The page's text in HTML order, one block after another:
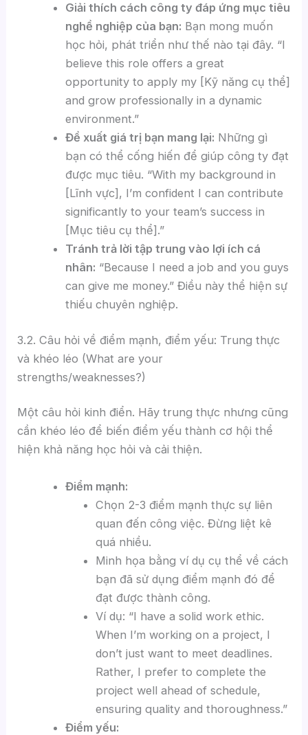
Giải thích cách công ty đáp ứng mục tiêu
nghề nghiệp của bạn: Bạn mong muốn
học hỏi, phát triển như thế nào tại đây. “I
believe this role offers a great
opportunity to apply my [Kỹ năng cụ thể]
and grow professionally in a dynamic
environment.”
Đề xuất giá trị bạn mang lại: Những gì
bạn có thể cống hiến để giúp công ty đạt
được mục tiêu. “With my background in
[Lĩnh vực], I’m confident I can contribute
significantly to your team’s success in
[Mục tiêu cụ thể].”
Tránh trả lời tập trung vào lợi ích cá
nhân: “Because I need a job and you guys
can give me money.” Điều này thể hiện sự
thiếu chuyên nghiệp.
3.2. Câu hỏi về điểm mạnh, điểm yếu: Trung thực
và khéo léo (What are your
strengths/weaknesses?)
Một câu hỏi kinh điển. Hãy trung thực nhưng cũng
cần khéo léo để biến điểm yếu thành cơ hội thể
hiện khả năng học hỏi và cải thiện.
Điểm mạnh:
Chọn 2-3 điểm mạnh thực sự liên
quan đến công việc. Đừng liệt kê
quá nhiều.
Minh họa bằng ví dụ cụ thể về cách
bạn đã sử dụng điểm mạnh đó để
đạt được thành công.
Ví dụ: “I have a solid work ethic.
When I’m working on a project, I
don’t just want to meet deadlines.
Rather, I prefer to complete the
project well ahead of schedule,
ensuring quality and thoroughness.”
Điểm yếu: